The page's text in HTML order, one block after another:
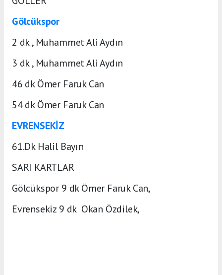
Gölcükspor
2 dk , Muhammet Ali Aydın
3 dk , Muhammet Ali Aydın
46 dk Ömer Faruk Can
54 dk Ömer Faruk Can
EVRENSEKİZ
61.Dk Halil Bayın
SARI KARTLAR
Gölcükspor 9 dk Ömer Faruk Can,
Evrensekiz 9 dk Okan Özdilek,